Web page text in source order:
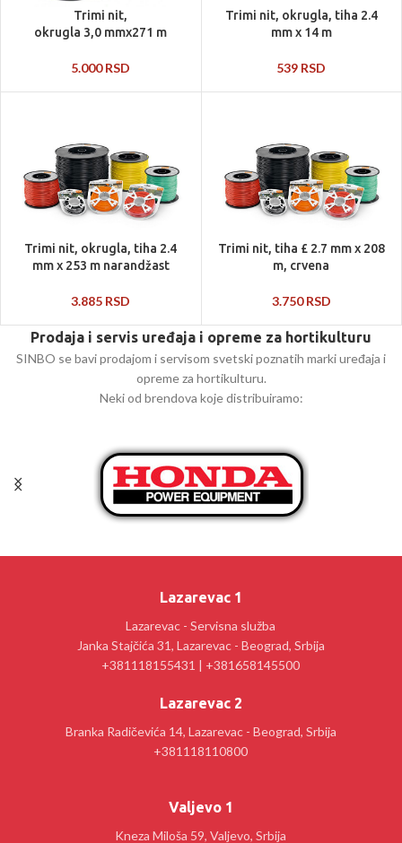
Trimi nit,
okrugla 3,0 mmx271 m
5.000RSD
Trimi nit, okrugla, tiha 2.4
mm x 14 m
539 RSD
Trimi nit, okrugla, tiha 2.4
mm x 253 m narandžast
3.885 RSD
Trimi nit, tiha £ 2.7 mm x 208
m, crvena
3.750RSD
Prodaja i servis uređaja i opreme za hortikulturu
SINBO se bavi prodajom i servisom svetski poznatih marki uređaja i
opreme za hortikulturu.
Neki od brendova koje distribuiramo:
Lazarevac 1
Lazarevac - Servisna služba
Janka Stajčića 31, Lazarevac - Beograd, Srbija
+381118155431 | +381658145500
Lazarevac 2
Branka Radičevića 14, Lazarevac - Beograd, Srbija
+381118110800
Valjevo 1
Kneza Miloša 59, Valjevo, Srbija